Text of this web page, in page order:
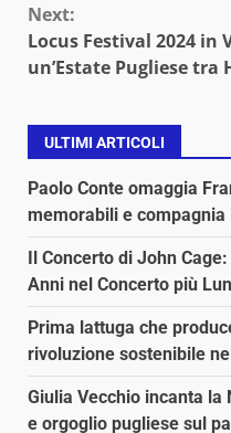
Next:
Locus Festival 2024 in
un’Estate Pugliese tra
ULTIMI ARTICOLI
Paolo Conte omaggia
memorabili e compagnia
Il Concerto di John
Anni nel Concerto più
Prima lattuga che
rivoluzione sostenibile
Giulia Vecchio incanta
e orgoglio pugliese sul